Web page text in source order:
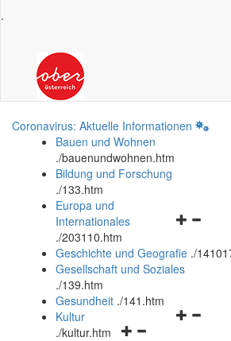
.
Coronavirus: Aktuelle Informationen
Bauen und Wohnen
./bauenundwohnen.htm
Bildung und Forschung
./133.htm
und
schließen
Europa und
Internationales
./203110.htm
Geschichte und Geografie ./
Gesellschaft und Soziales
./139.htm
Gesundheit ./141.htm
Navigationsmenü
Kultur
./kultur.htm